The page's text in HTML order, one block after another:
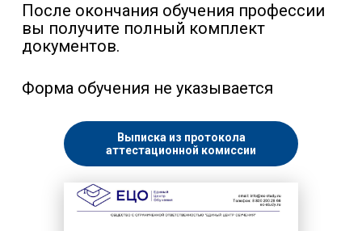
После окончания обучения профессии
вы получите полный комплект
документов.
Форма обучения не указывается
Выписка из протокола
аттестационной комиссии